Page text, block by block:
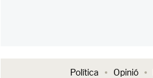
Política Opinió